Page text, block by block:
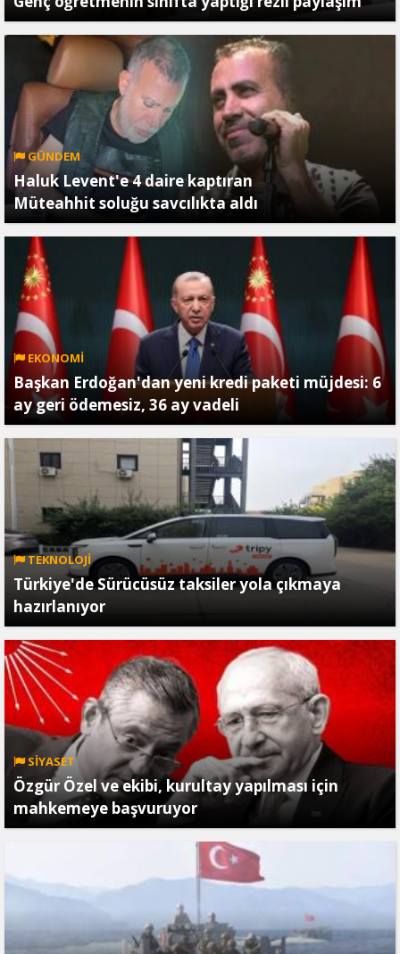
GÜNDEM
Haluk Levent'e 4 daire kaptıran
Müteahhit soluğu savcılıkta aldı
EKONOMİ
Başkan Erdoğan'dan yeni kredi paketi müjdesi: 6
ay geri ödemesiz, 36 ay vadeli
TEKNOLOJİ
Türkiye'de Sürücüsüz taksiler yola çıkmaya
hazırlanıyor
SİYASET
Özgür Özel ve ekibi, kurultay yapılması için
mahkemeye başvuruyor